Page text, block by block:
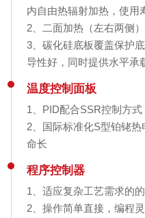
内自由热辐射加热，使用
2、二面加热（左右两侧
3、碳化硅底板覆盖保护
导性好，同时提供水平承
温度控制面板
1、PID配合SSR控制方
2、国际标准化S型铂铑
命长
程序控制器
1、适应复杂工艺需求的
2、操作简单直接，编程